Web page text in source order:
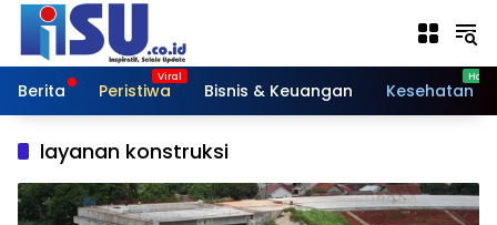
Langsung
konten
Berita
Peristiwa Bisnis & Keuangan Kesehatan
layanan konstruksi